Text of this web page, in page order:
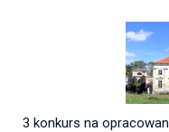
3 konkurs na